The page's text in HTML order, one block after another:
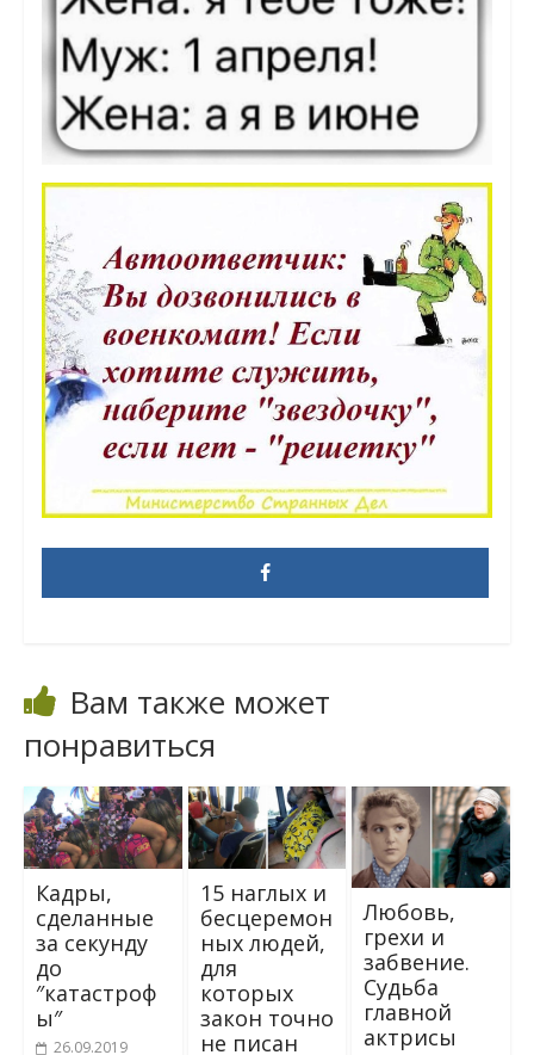
Вам также может
понравиться
Кадры,
сделанные
за секунду
до
″катастроф
ы″
26.09.2019
15 наглых и
бесцеремон
ных людей,
для
которых
закон точно
не писан
Любовь,
грехи и
забвение.
Судьба
главной
актрисы